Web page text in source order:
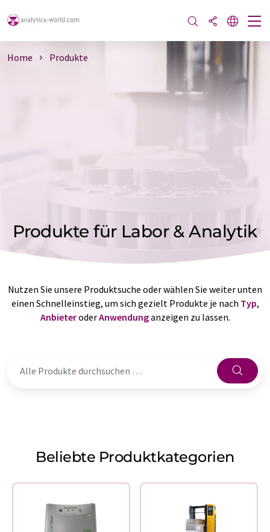
Home Produkte
Produkte für Labor & Analytik
Nutzen Sie unsere Produktsuche oder wählen Sie weiter unten
einen Schnelleinstieg, um sich gezielt Produkte je nach Typ,
AnbieteroderAnwendunganzeigen zu lassen.
Beliebte Produktkategorien